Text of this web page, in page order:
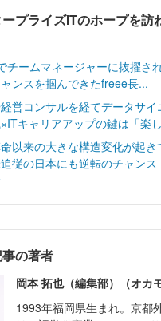
プライズITのホープを訪
チームマネージャーに抜擢さ
ンスを掴んできたfreee長...
営コンサルを経てデータサイ
キャリアアップの鍵は「楽
命以来の大きな構造変化が起
従の日本にも逆転のチャンス
の著者
岡本 拓也（編集部）（オカ
1993年福岡県生まれ。京都